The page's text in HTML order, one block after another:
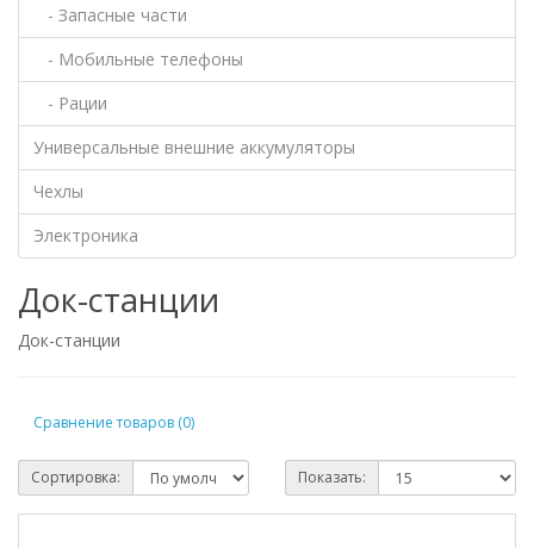
- Запасные части
- Мобильные телефоны
- Рации
Универсальные внешние аккумуляторы
Чехлы
Электроника
Док-станции
Док-станции
Сравнение товаров (0)
Сортировка: Показать: